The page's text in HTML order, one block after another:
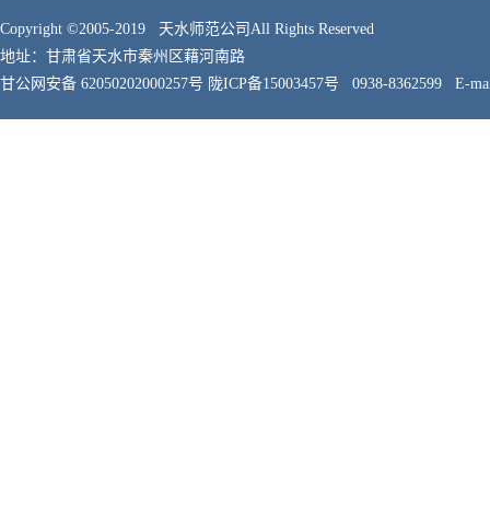
Copyright ©2005-2019 天水师范公司All Rights Reserved
地址：甘肃省天水市秦州区藉河南路
甘公网安备 62050202000257号 陇ICP备15003457号 0938-8362599 E-